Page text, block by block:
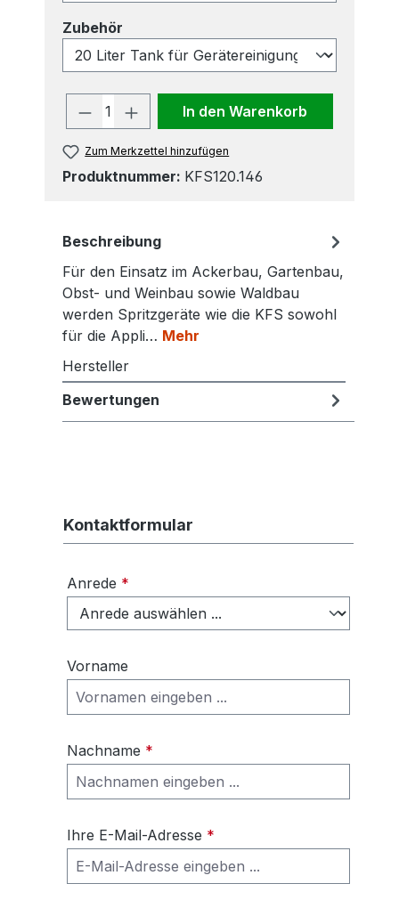
Zubehör
Produkt Anzahl: Gib den
In den Warenkorb
Zum Merkzettel hinzufügen
Produktnummer: KFS120.146
Beschreibung
Für den Einsatz im Ackerbau, Gartenbau,
Obst- und Weinbau sowie Waldbau
werden Spritzgeräte wie die KFS sowohl
für die Appli… Mehr
Hersteller
Bewertungen
Kontaktformular
Anrede *
Vorname
Nachname *
Ihre E-Mail-Adresse *